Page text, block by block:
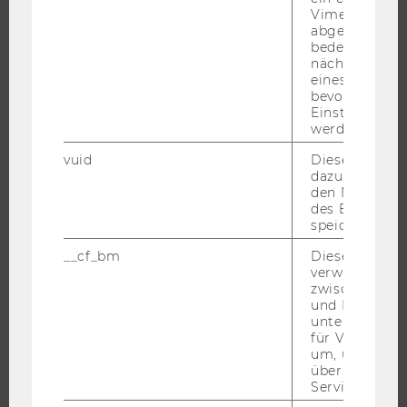
JOBPORTAL
Vimeo-Video
abgespielt
bedeutet,
nächsten
eines Vimeo-
bevorzugten
werden.
vuid
Dieser
dazu
den
des
speichern.
__cf_bm
Dieses
verwendet,
zwischen
und Bots zu
für Vimeo
um, um
über die
Service zu